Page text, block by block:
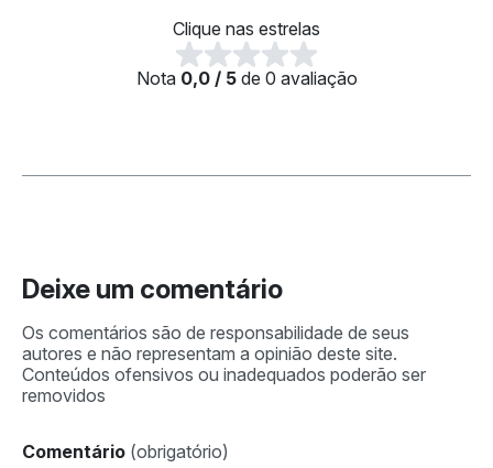
Clique nas estrelas
Nota 0,0 / 5de 0 avaliação
Deixe um comentário
Comentário